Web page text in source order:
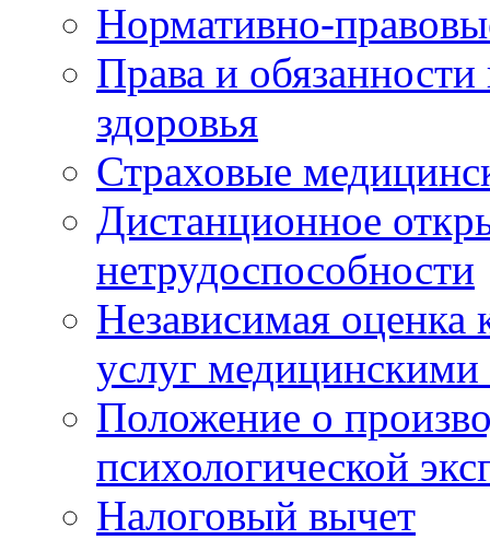
Нормативно-
Права и
здоровья
Страховые
Дистанционное
нетрудоспособности
Независимая оценка
услуг
Положение о
психологической
Налоговый вычет